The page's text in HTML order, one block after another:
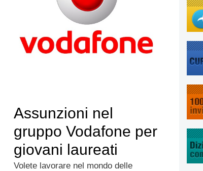
Assunzioni nel
gruppo Vodafone per
giovani laureati
Volete lavorare nel mondo delle